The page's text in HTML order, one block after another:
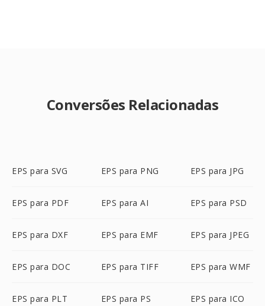
Conversões Relacionadas
EPS para SVG EPS para PNG EPS para JPG
EPS para PDF EPS para AI EPS para PSD
EPS para DXF EPS para EMF EPS para JPEG
EPS para DOC EPS para TIFF EPS para WMF
EPS para PLT EPS para PS EPS para ICO